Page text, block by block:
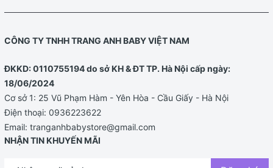
CÔNG TY TNHH TRANG ANH BABY VIỆT NAM
ĐKKD: 0110755194 do sở KH & ĐT TP. Hà Nội cấp ngày:
18/06/2024
Cơ sở 1: 25 Vũ Phạm Hàm - Yên Hòa - Cầu Giấy - Hà Nội
Điện thoại: 0936223622
Email: tranganhbabystore@gmail.com
NHẬN TIN KHUYẾN MÃI